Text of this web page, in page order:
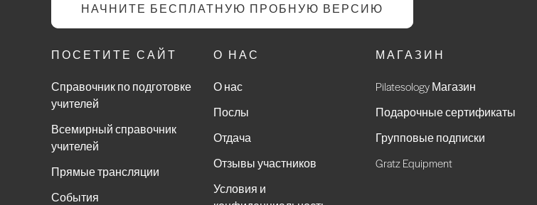
НАЧНИТЕ БЕСПЛАТНУЮ ПРОБНУЮ ВЕРСИЮ
ПОСЕТИТЕ САЙТ
Справочник по подготовке
учителей
Всемирный справочник
учителей
Прямые трансляции
События
О НАС
О нас
Послы
Отдача
Отзывы участников
Условия и
МАГАЗИН
Pilatesology Магазин
Подарочные сертификаты
Групповые подписки
Gratz Equipment